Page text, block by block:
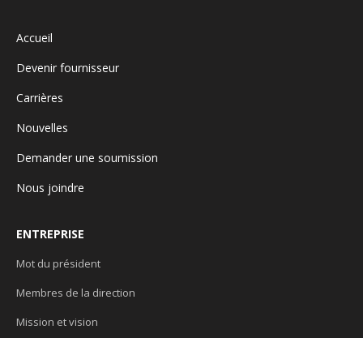
Accueil
Devenir fournisseur
Carrières
Nouvelles
Demander une soumission
Nous joindre
ENTREPRISE
Mot du président
Membres de la direction
Mission et vision